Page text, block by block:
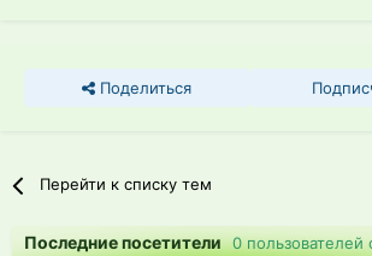
Поделиться
Перейти к списку тем
Последние посетители0 пользователей